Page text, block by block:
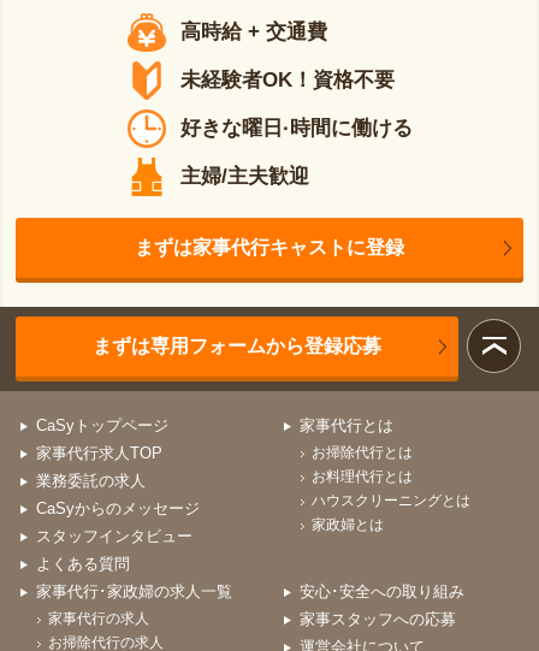
高時給 + 交通費
未経験者OK！資格不要
好きな曜日·時間に働ける
主婦/主夫歓迎
まずは家事代行キャストに登録
まずは専用フォームから登録応募
CaSyトップページ
家事代行求人TOP
業務委託の求人
CaSyからのメッセージ
スタッフインタビュー
よくある質問
家事代行とは
お掃除代行とは
お料理代行とは
ハウスクリーニングとは
家政婦とは
家事代行･家政婦の求人一覧
家事代行の求人
お掃除代行の求人
安心･安全への取り組み
家事スタッフへの応募
運営会社について